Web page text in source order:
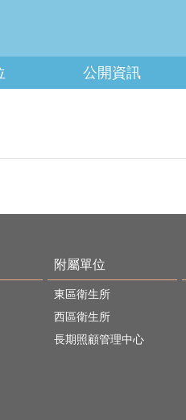
公開資訊
附屬單位
東區衛生所
西區衛生所
長期照顧管理中心